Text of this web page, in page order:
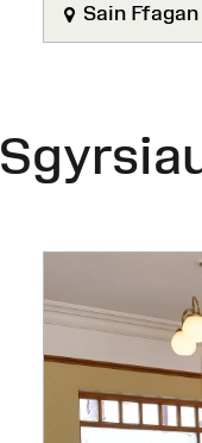
Sain